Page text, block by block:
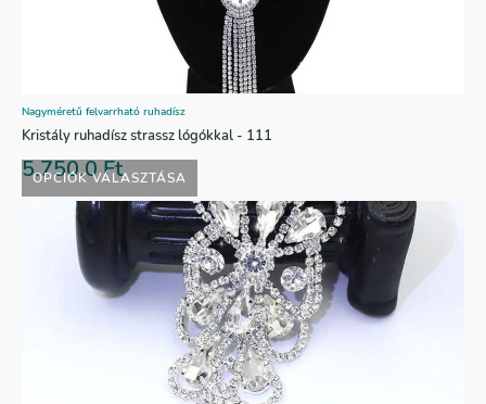
OPCIÓK VÁLASZTÁSA
Nagyméretű felvarrható ruhadísz
Kristály ruhadísz strassz lógókkal - 111
5.750,0Ft